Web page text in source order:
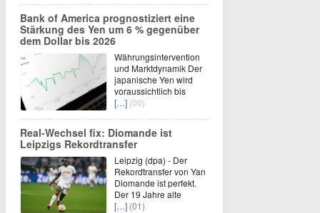
Bank of America prognostiziert eine
Stärkung des Yen um 6 % gegenüber
dem Dollar bis 2026
Währungsintervention
und Marktdynamik Der
japanische Yen wird
voraussichtlich bis
[…] (00)
Real-Wechsel fix: Diomande ist
Leipzigs Rekordtransfer
Leipzig (dpa) - Der
Rekordtransfer von Yan
Diomande ist perfekt.
Der 19 Jahre alte
[…] (01)